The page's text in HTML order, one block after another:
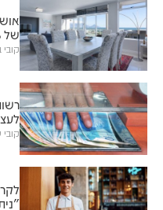
של 0.5% בלבד על רכישת דירה
קובי